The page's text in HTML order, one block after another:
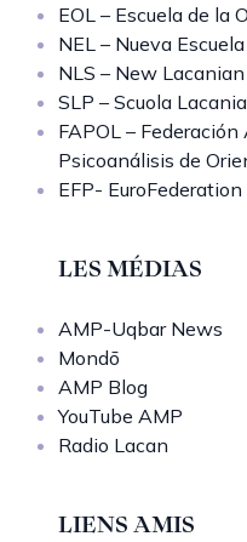
EOL – Escuela de la
NEL – Nueva
NLS – New
SLP – Scuola
FAPOL –
Psicoanálisis de
EFP-
LES MÉDIAS
AMP-Uqbar News
Mondō
AMP Blog
YouTube AMP
Radio Lacan
LIENS AMIS